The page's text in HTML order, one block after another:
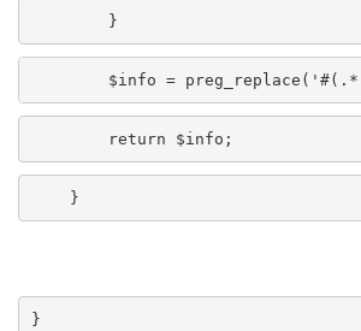
}
$info =
return $info;
}
}